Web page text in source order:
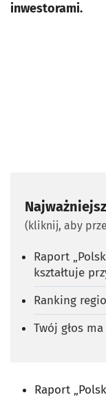
inwestorami.
(kliknij, aby
Raport
kształtuje
Ranking
Twój głos
Raport